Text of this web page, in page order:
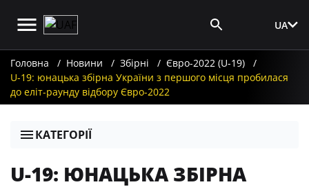
UA
Головна Новини Збірні
Євро-2022 (U-19)
U-19: юнацька збірна України з першого місця пробилася
до еліт-раунду відбору Євро-2022
КАТЕГОРІЇ
U-19: ЮНАЦЬКА ЗБІРНА